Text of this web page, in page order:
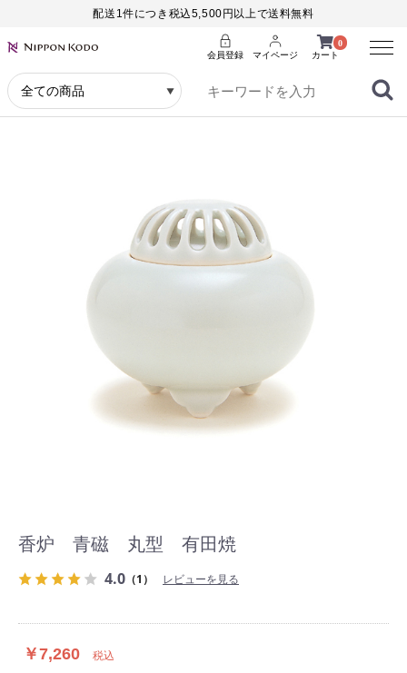
配送1件につき税込5,500円以上で送料無料
0
カート
会員登録 マイページ
Menu
香炉 青磁 丸型 有田焼
4.0 （1） レビューを見る
￥7,260 税込